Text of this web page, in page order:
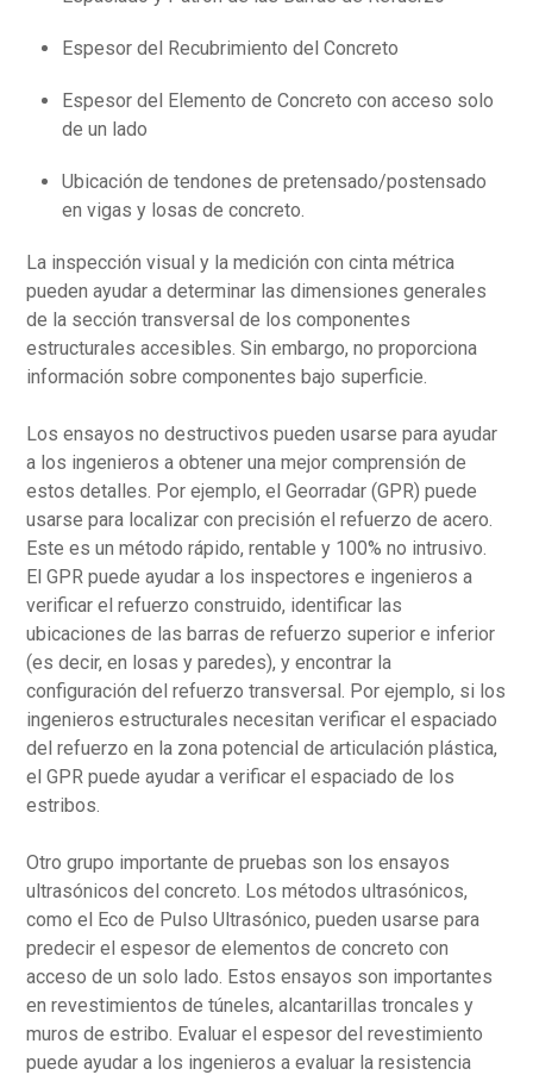
Espesor del Recubrimiento del Concreto
Espesor del Elemento de Concreto con acceso solo
de un lado
Ubicación de tendones de pretensado/postensado
en vigas y losas de concreto.
La inspección visual y la medición con cinta métrica
pueden ayudar a determinar las dimensiones generales
de la sección transversal de los componentes
estructurales accesibles. Sin embargo, no proporciona
información sobre componentes bajo superficie.
Los ensayos no destructivos pueden usarse para ayudar
a los ingenieros a obtener una mejor comprensión de
estos detalles. Por ejemplo, el Georradar (GPR) puede
usarse para localizar con precisión el refuerzo de acero.
Este es un método rápido, rentable y 100% no intrusivo.
El GPR puede ayudar a los inspectores e ingenieros a
verificar el refuerzo construido, identificar las
ubicaciones de las barras de refuerzo superior e inferior
(es decir, en losas y paredes), y encontrar la
configuración del refuerzo transversal. Por ejemplo, si los
ingenieros estructurales necesitan verificar el espaciado
del refuerzo en la zona potencial de articulación plástica,
el GPR puede ayudar a verificar el espaciado de los
estribos.
Otro grupo importante de pruebas son los ensayos
ultrasónicos del concreto. Los métodos ultrasónicos,
como el Eco de Pulso Ultrasónico, pueden usarse para
predecir el espesor de elementos de concreto con
acceso de un solo lado. Estos ensayos son importantes
en revestimientos de túneles, alcantarillas troncales y
muros de estribo. Evaluar el espesor del revestimiento
puede ayudar a los ingenieros a evaluar la resistencia